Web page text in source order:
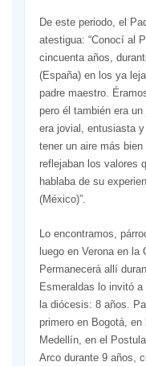
De este periodo, el
atestigua: “Conocí al
cincuenta años,
(España) en los ya
padre maestro.
pero él también era
era jovial, entusiasta
tener un aire más
reflejaban los valores
hablaba de su
(México)”.
Lo encontramos,
luego en Verona en la
Permanecerá allí
Esmeraldas lo invitó
la diócesis: 8 años.
primero en Bogotá,
Medellín, en el
Arco durante 9 años,